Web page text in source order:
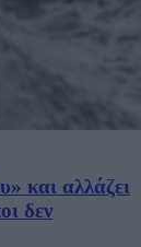
και αλλάζει
δεν